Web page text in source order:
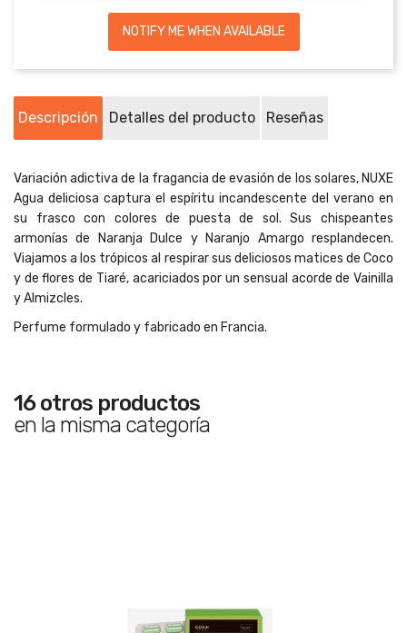
NOTIFY ME WHEN AVAILABLE
Descripción Detalles del producto Reseñas
Variación adictiva de la fragancia de evasión de los solares, NUXE
Agua deliciosa captura el espíritu incandescente del verano en
su frasco con colores de puesta de sol. Sus chispeantes
armonías de Naranja Dulce y Naranjo Amargo resplandecen.
Viajamos a los trópicos al respirar sus deliciosos matices de Coco
y de flores de Tiaré, acariciados por un sensual acorde de Vainilla
y Almizcles.
Perfume formulado y fabricado en Francia.
16 otros productos
en la misma categoría